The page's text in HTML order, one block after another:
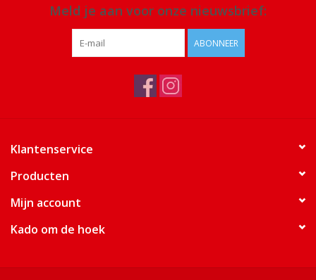
Meld je aan voor onze nieuwsbrief:
ABONNEER
Klantenservice
Producten
Mijn account
Kado om de hoek